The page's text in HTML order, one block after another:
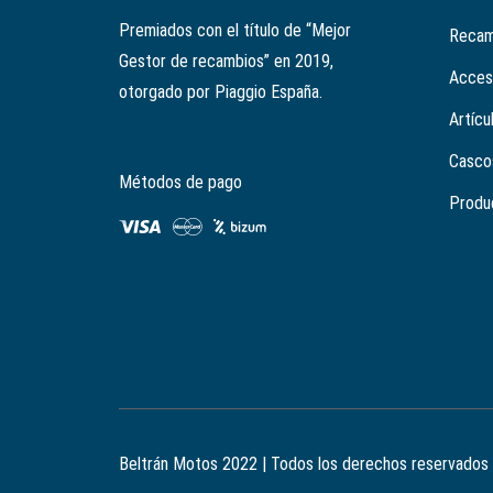
Premiados con el título de “Mejor
Gestor de recambios” en 2019,
otorgado por Piaggio España.
Métodos de pago
Beltrán Motos 2022 | Todos los derechos reservados